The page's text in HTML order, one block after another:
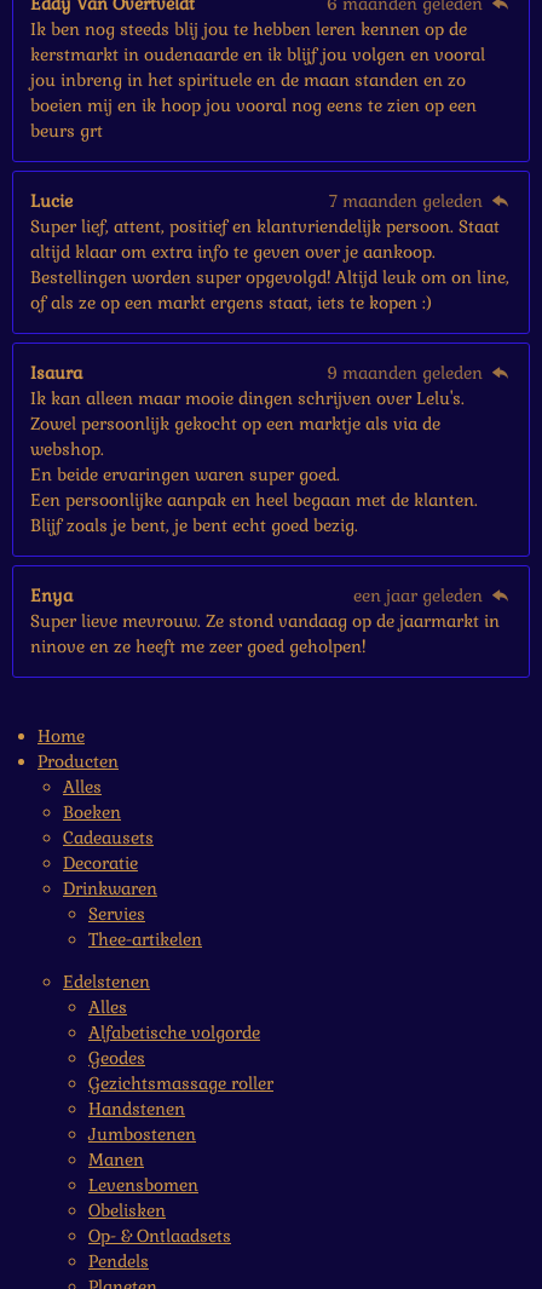
Ik ben nog steeds blij jou te hebben leren kennen op de
kerstmarkt in oudenaarde en ik blijf jou volgen en vooral
jou inbreng in het spirituele en de maan standen en zo
boeien mij en ik hoop jou vooral nog eens te zien op een
beurs grt
Lucie
7 maanden geleden
Super lief, attent, positief en klantvriendelijk persoon. Staat
altijd klaar om extra info te geven over je aankoop.
Bestellingen worden super opgevolgd! Altijd leuk om on line,
of als ze op een markt ergens staat, iets te kopen :)
Isaura
9 maanden geleden
Ik kan alleen maar mooie dingen schrijven over Lelu's.
Zowel persoonlijk gekocht op een marktje als via de
webshop.
En beide ervaringen waren super goed.
Een persoonlijke aanpak en heel begaan met de klanten.
Blijf zoals je bent, je bent echt goed bezig.
Enya
een jaar geleden
Super lieve mevrouw. Ze stond vandaag op de jaarmarkt in
ninove en ze heeft me zeer goed geholpen!
Home
Producten
Alles
Boeken
Cadeausets
Decoratie
Drinkwaren
Servies
Thee-artikelen
Edelstenen
Alles
Alfabetische volgorde
Geodes
Gezichtsmassage roller
Handstenen
Jumbostenen
Manen
Levensbomen
Obelisken
Op- & Ontlaadsets
Pendels